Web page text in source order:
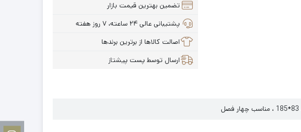
تضمین بهترین قیمت بازار
پشتیبانی عالی ۲۴ ساعته، ۷ روز هفته
اصالت کالاها از برترین برندها
ارسال توسط پست پیشتاز